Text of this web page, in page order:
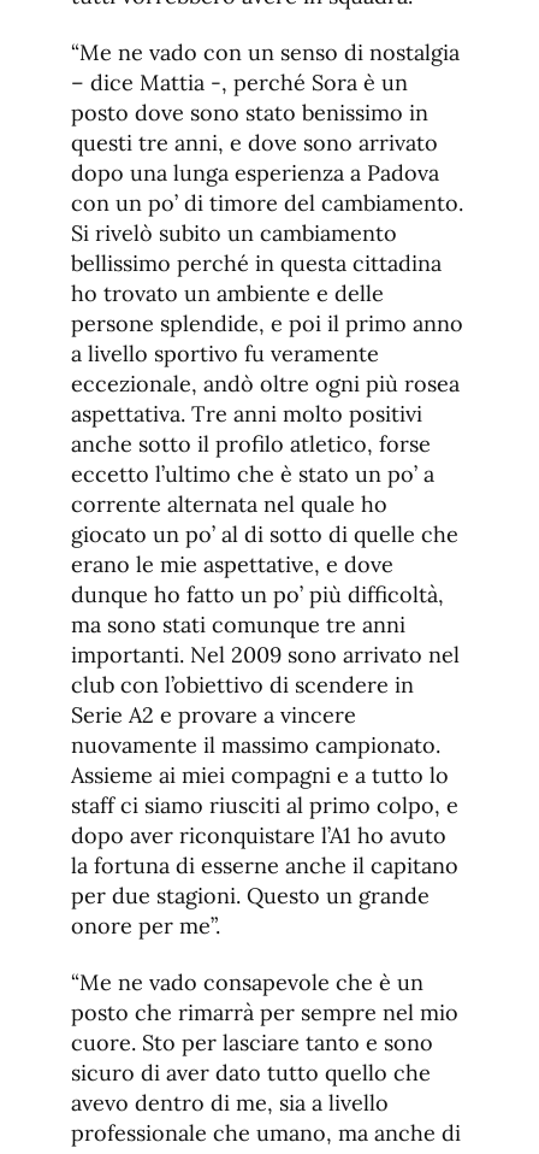
“Me ne vado con un senso di nostalgia
– dice Mattia -, perché Sora è un
posto dove sono stato benissimo in
questi tre anni, e dove sono arrivato
dopo una lunga esperienza a Padova
con un po’ di timore del cambiamento.
Si rivelò subito un cambiamento
bellissimo perché in questa cittadina
ho trovato un ambiente e delle
persone splendide, e poi il primo anno
a livello sportivo fu veramente
eccezionale, andò oltre ogni più rosea
aspettativa. Tre anni molto positivi
anche sotto il profilo atletico, forse
eccetto l’ultimo che è stato un po’ a
corrente alternata nel quale ho
giocato un po’ al di sotto di quelle che
erano le mie aspettative, e dove
dunque ho fatto un po’ più difficoltà,
ma sono stati comunque tre anni
importanti. Nel 2009 sono arrivato nel
club con l’obiettivo di scendere in
Serie A2 e provare a vincere
nuovamente il massimo campionato.
Assieme ai miei compagni e a tutto lo
staff ci siamo riusciti al primo colpo, e
dopo aver riconquistare l’A1 ho avuto
la fortuna di esserne anche il capitano
per due stagioni. Questo un grande
onore per me”.
“Me ne vado consapevole che è un
posto che rimarrà per sempre nel mio
cuore. Sto per lasciare tanto e sono
sicuro di aver dato tutto quello che
avevo dentro di me, sia a livello
professionale che umano, ma anche di